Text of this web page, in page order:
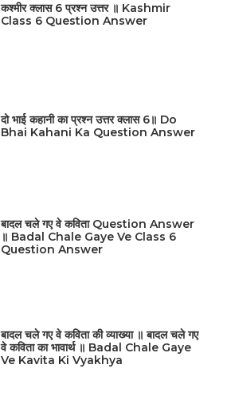
कश्मीर क्लास 6 प्रश्न उत्तर ॥ Kashmir
Class 6 Question Answer
दो भाई कहानी का प्रश्न उत्तर क्लास 6॥ Do
Bhai Kahani Ka Question Answer
बादल चले गए वे कविता Question Answer
॥ Badal Chale Gaye Ve Class 6
Question Answer
बादल चले गए वे कविता की व्याख्या ॥ बादल चले गए
वे कविता का भावार्थ ॥ Badal Chale Gaye
Ve Kavita Ki Vyakhya